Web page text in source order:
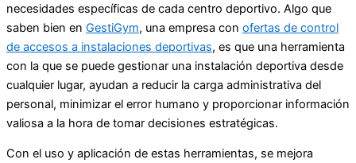
necesidades específicas de cada centro deportivo. Algo que
saben bien en GestiGym, una empresa con ofertas de control
de accesos a instalaciones deportivas, es que una herramienta
con la que se puede gestionar una instalación deportiva desde
cualquier lugar, ayudan a reducir la carga administrativa del
personal, minimizar el error humano y proporcionar información
valiosa a la hora de tomar decisiones estratégicas.
Con el uso y aplicación de estas herramientas, se mejora